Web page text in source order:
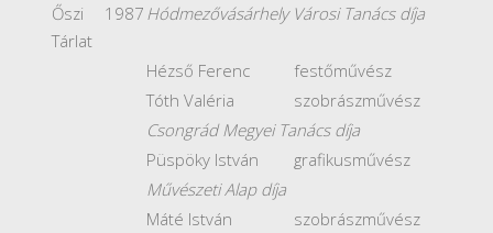
Őszi
Tárlat
1987 Hódmezővásárhely Városi Tanács díja
Hézső Ferenc
festőművész
Tóth Valéria
szobrászművész
Csongrád Megyei Tanács díja
Püspöky István
grafikusművész
Művészeti Alap díja
Máté István
szobrászművész